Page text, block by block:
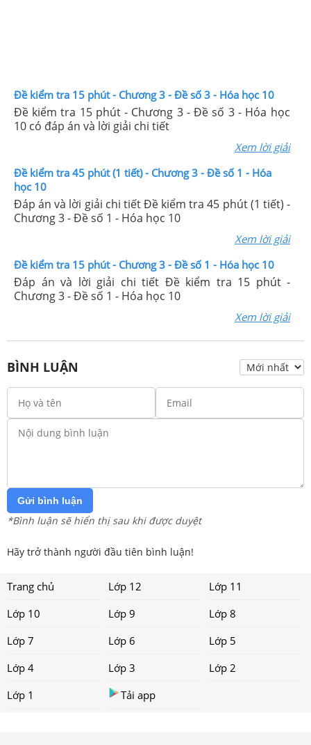
Đề kiểm tra 15 phút - Chương 3 - Đề số 3 - Hóa học 10
Đề kiểm tra 15 phút - Chương 3 - Đề số 3 - Hóa học
10 có đáp án và lời giải chi tiết
Xem lời giải
Đề kiểm tra 45 phút (1 tiết) - Chương 3 - Đề số 1 - Hóa
học 10
Đáp án và lời giải chi tiết Đề kiểm tra 45 phút (1 tiết) -
Chương 3 - Đề số 1 - Hóa học 10
Xem lời giải
Đề kiểm tra 15 phút - Chương 3 - Đề số 1 - Hóa học 10
Đáp án và lời giải chi tiết Đề kiểm tra 15 phút -
Chương 3 - Đề số 1 - Hóa học 10
Xem lời giải
BÌNH LUẬN
Gửi bình luận
*Bình luận sẽ hiển thị sau khi được duyệt
Hãy trở thành người đầu tiên bình luận!
Trang chủ Lớp 12
Lớp 11
Lớp 10
Lớp 9
Lớp 8
Lớp 7
Lớp 6
Lớp 5
Lớp 4
Lớp 3
Lớp 2
Lớp 1
Tải app